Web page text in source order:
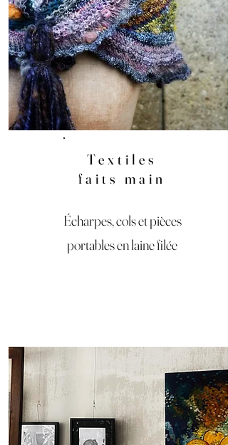
Textiles
faits main
Écharpes, cols et pièces
portables en laine filée